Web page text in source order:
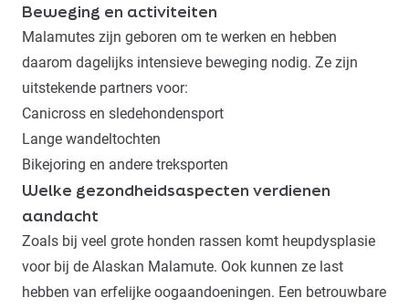
Beweging en activiteiten
Malamutes zijn geboren om te werken en hebben
daarom dagelijks intensieve beweging nodig. Ze zijn
uitstekende partners voor:
Canicross en sledehondensport
Lange wandeltochten
Bikejoring en andere treksporten
Welke gezondheidsaspecten verdienen
aandacht
Zoals bij veel grote honden rassen komt heupdysplasie
voor bij de Alaskan Malamute. Ook kunnen ze last
hebben van erfelijke oogaandoeningen. Een betrouwbare